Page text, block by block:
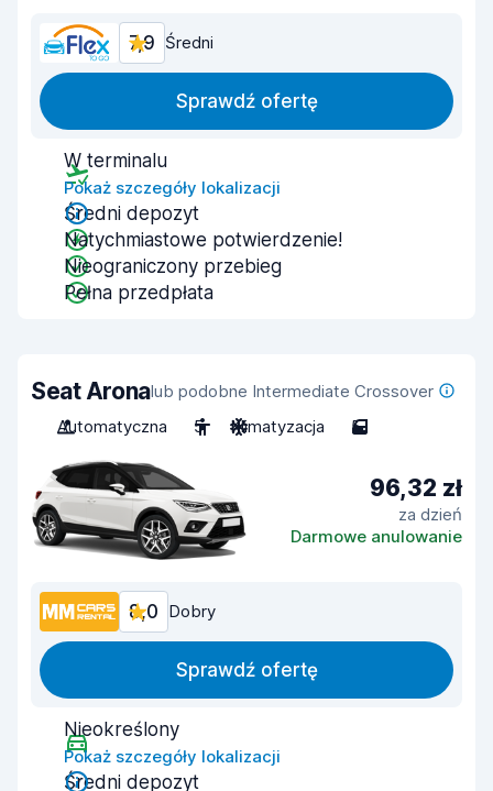
7,9 Średni
Sprawdź ofertę
W terminalu
Pokaż szczegóły lokalizacji
Średni depozyt
Natychmiastowe potwierdzenie!
Nieograniczony przebieg
Pełna przedpłata
Seat Aronalub podobne Intermediate Crossover
Automatyczna
5 Klimatyzacja 5
96,32 zł
za dzień
Darmowe anulowanie
8,0 Dobry
Sprawdź ofertę
Nieokreślony
Pokaż szczegóły lokalizacji
Średni depozyt